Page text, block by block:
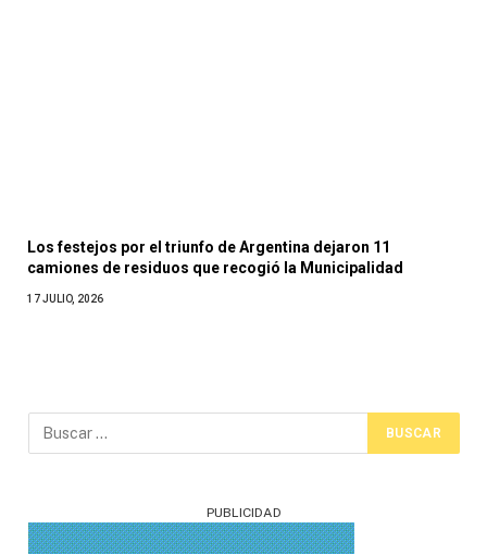
Los festejos por el triunfo de Argentina dejaron 11
camiones de residuos que recogió la Municipalidad
17 JULIO, 2026
PUBLICIDAD